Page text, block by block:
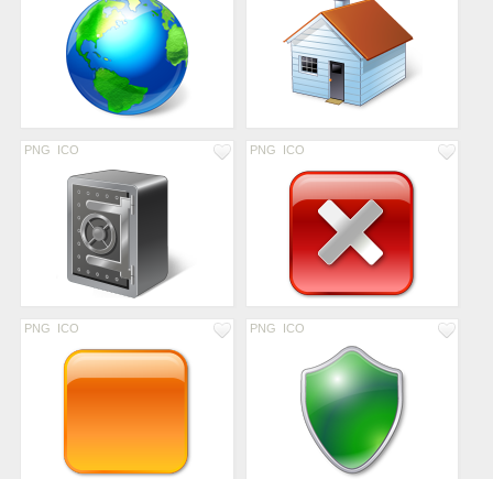
PNG ICO PNG ICO
PNG ICO PNG ICO